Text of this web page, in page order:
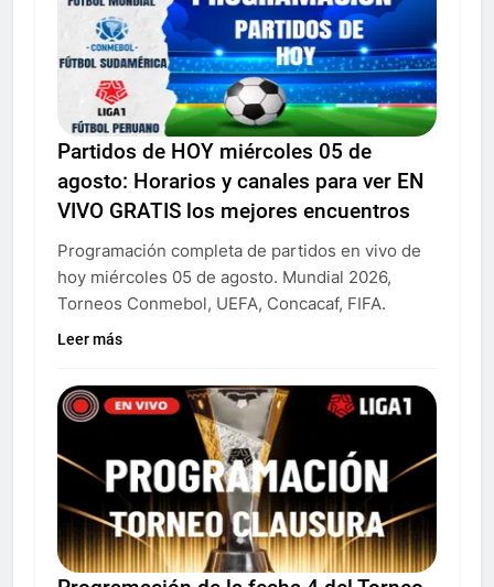
Partidos de HOY miércoles 05 de
agosto: Horarios y canales para ver EN
VIVO GRATIS los mejores encuentros
Programación completa de partidos en vivo de
hoy miércoles 05 de agosto. Mundial 2026,
Torneos Conmebol, UEFA, Concacaf, FIFA.
Leer más